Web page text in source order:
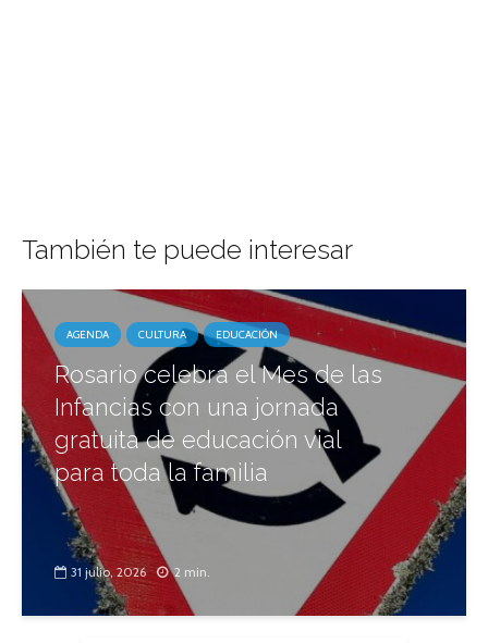
También te puede interesar
AGENDA CULTURA EDUCACIÓN
Rosario celebra el Mes de las
Infancias con una jornada
gratuita de educación vial
para toda la familia
31 julio, 2026 2 min.